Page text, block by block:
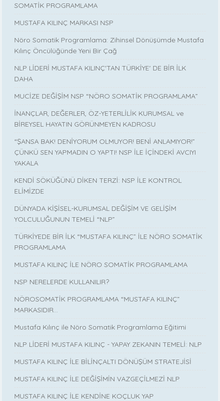
SOMATİK PROGRAMLAMA
MUSTAFA KILINÇ MARKASI NSP
Nöro Somatik Programlama: Zihinsel Dönüşümde Mustafa
Kılınç Öncülüğünde Yeni Bir Çağ
NLP LİDERİ MUSTAFA KILINÇ'TAN TÜRKİYE' DE BİR İLK
DAHA
MUCİZE DEĞİŞİM NSP “NÖRO SOMATİK PROGRAMLAMA”
İNANÇLAR, DEĞERLER, ÖZ-YETERLİLİK KURUMSAL ve
BİREYSEL HAYATIN GÖRÜNMEYEN KADROSU
“ŞANSA BAK! DENİYORUM OLMUYOR! BENİ ANLAMIYOR!”
ÇÜNKÜ SEN YAPMADIN O YAPTI! NSP İLE İÇİNDEKİ AVCIYI
YAKALA
KENDİ SÖKÜĞÜNÜ DİKEN TERZİ: NSP İLE KONTROL
ELİMİZDE
DÜNYADA KİŞİSEL-KURUMSAL DEĞİŞİM VE GELİŞİM
YOLCULUĞUNUN TEMELİ “NLP”
TÜRKİYEDE BİR İLK “MUSTAFA KILINÇ” İLE NÖRO SOMATİK
PROGRAMLAMA
MUSTAFA KILINÇ İLE NÖRO SOMATİK PROGRAMLAMA
NSP NERELERDE KULLANILIR?
NÖROSOMATİK PROGRAMLAMA “MUSTAFA KILINÇ”
MARKASIDIR…
Mustafa Kılınç ile Nöro Somatik Programlama Eğitimi
NLP LİDERİ MUSTAFA KILINÇ - YAPAY ZEKANIN TEMELİ: NLP
MUSTAFA KILINÇ İLE BİLİNÇALTI DÖNÜŞÜM STRATEJİSİ
MUSTAFA KILINÇ İLE DEĞİŞİMİN VAZGEÇİLMEZİ NLP
MUSTAFA KILINÇ İLE KENDİNE KOÇLUK YAP